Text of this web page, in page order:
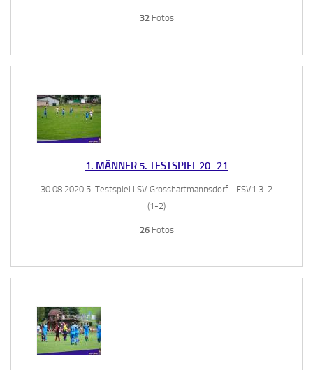
32 Fotos
1. MÄNNER 5. TESTSPIEL 20_21
30.08.2020 5. Testspiel LSV Grosshartmannsdorf - FSV1 3-2
(1-2)
26Fotos